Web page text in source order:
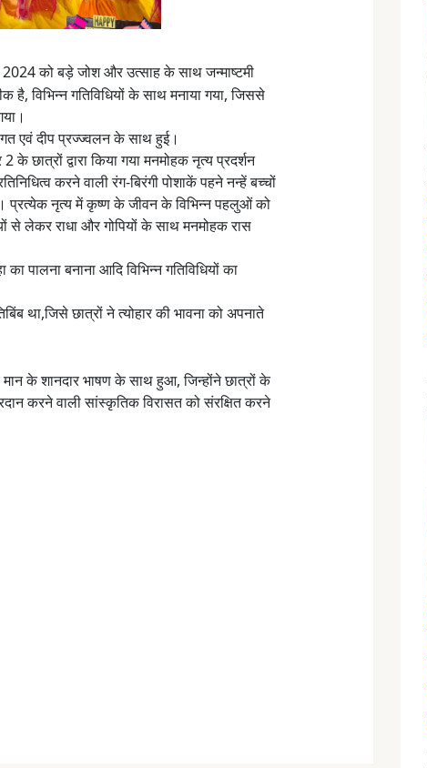
2024 को बड़े जोश और उत्साह के साथ जन्माष्टमी
है, विभिन्न गतिविधियों के साथ मनाया गया, जिससे
एवं दीप प्रज्ज्वलन के साथ हुई।
द्वारा किया गया मनमोहक नृत्य प्रदर्शन
करने वाली रंग-बिरंगी पोशाकें पहने नन्हें बच्चों
प्रत्येक नृत्य में कृष्ण के जीवन के विभिन्न पहलुओं को
से लेकर राधा और गोपियों के साथ मनमोहक रास
पालना बनाना आदि विभिन्न गतिविधियों का
था,जिसे छात्रों ने त्योहार की भावना को अपनाते
के शानदार भाषण के साथ हुआ, जिन्होंने छात्रों के
करने वाली सांस्कृतिक विरासत को संरक्षित करने